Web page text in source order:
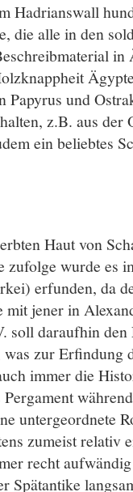
Hadrianswall
die alle in den
in
und
z.B. aus der
ein beliebtes
Haut von
zufolge wurde es
erfunden, da
jener in
soll daraufhin
zur Erfindung
immer die
untergeordnete
zumeist relativ
recht
Spätantike